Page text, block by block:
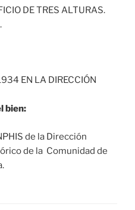
DE TRES ALTURAS.
EN LA DIRECCIÓN
bien:
de la Dirección
de la Comunidad de